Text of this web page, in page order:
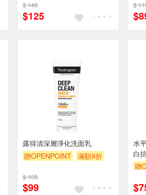
贈OPENPOINT
贈$200
$ 148
$125
贈
$
露得清深層淨化洗面乳
贈OPENPOINT
滿額9折
$ 109
$99
水
白
贈